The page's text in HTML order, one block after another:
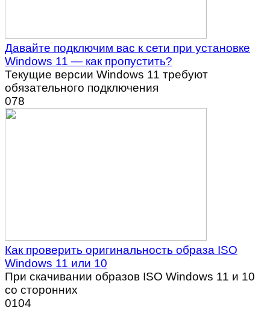
Давайте подключим вас к сети при установке
Windows 11 — как пропустить?
Текущие версии Windows 11 требуют
обязательного подключения
078
Как проверить оригинальность образа ISO
Windows 11 или 10
При скачивании образов ISO Windows 11 и 10
со сторонних
0104